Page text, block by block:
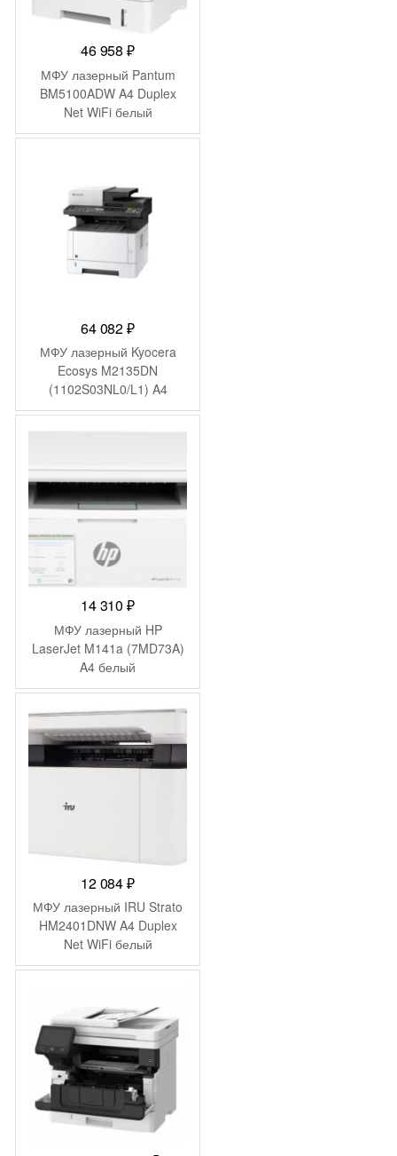
46 958₽
МФУ лазерный Pantum
BM5100ADW A4 Duplex
Net WiFi белый
64 082₽
МФУ лазерный Kyocera
Ecosys M2135DN
(1102S03NL0/L1) A4
Duplex белый
14 310₽
МФУ лазерный HP
LaserJet M141a (7MD73A)
A4 белый
12 084₽
МФУ лазерный IRU Strato
HM2401DNW A4 Duplex
Net WiFi белый